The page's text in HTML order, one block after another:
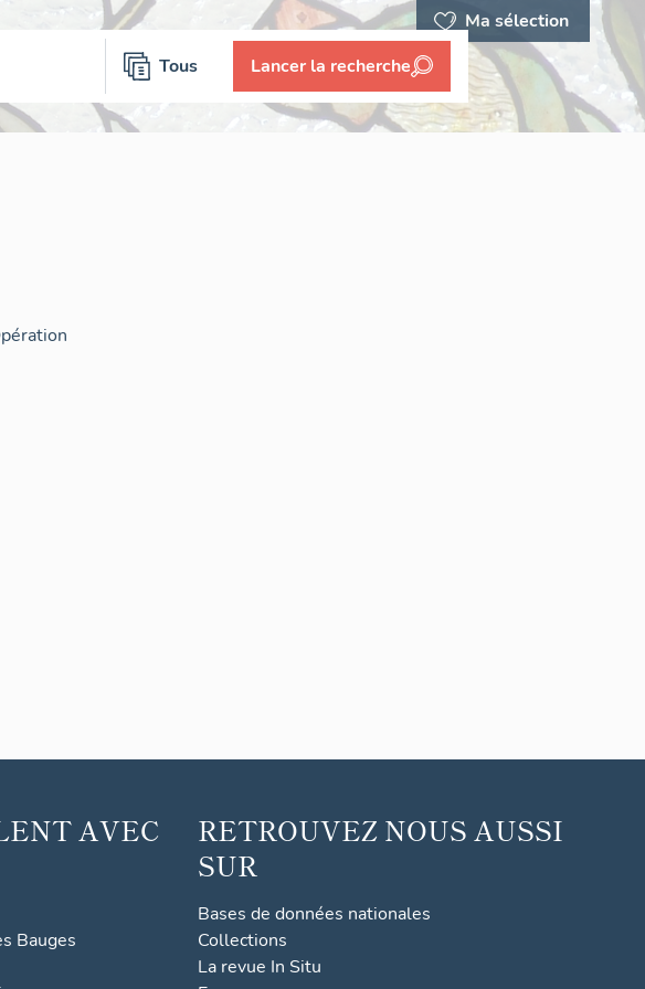
Ma sélection
Tous Lancer la recherche
AVEC
Bauges
RETROUVEZ NOUS AUSSI
SUR
Bases de données nationales
Collections
La revue In Situ